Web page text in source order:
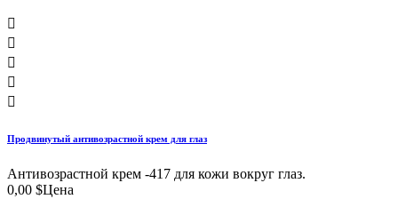





Продвинутый антивозрастной крем для глаз
Антивозрастной крем -417 для кожи вокруг глаз.
0,00 $Цена